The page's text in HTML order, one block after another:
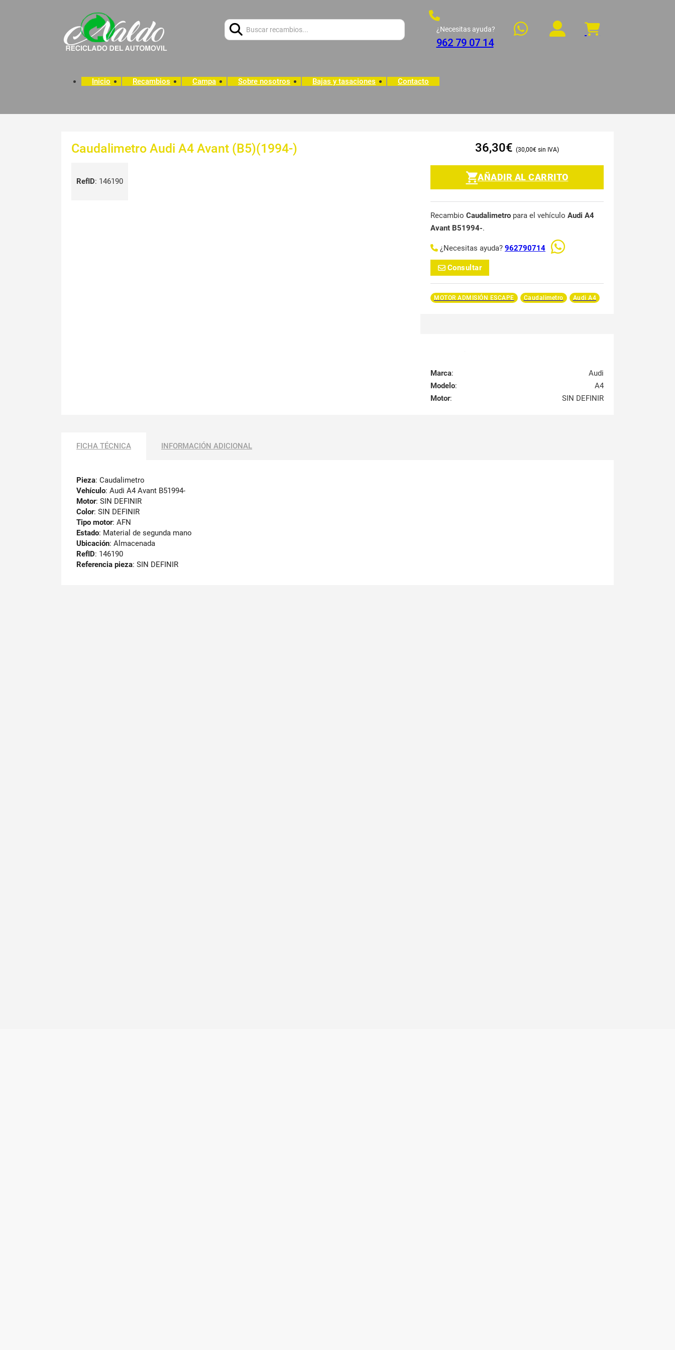
¿Necesitas ayuda?
962 79 07 14
Inicio Recambios Campa Sobre nosotros Bajas y tasaciones Contacto
Caudalimetro Audi A4 Avant (B5)(1994-)
RefID: 146190
36,30€ 30,00€
AÑADIR AL CARRITO
Recambio Caudalimetro para el vehículo Audi A4
Avant B51994-.
¿Necesitas ayuda? 962790714
Consultar
MOTOR ADMISIÓN ESCAPE Caudalimetro Audi A4
Marca:
Audi
Modelo:
A4
Motor: SIN DEFINIR
FICHA TÉCNICA INFORMACIÓN ADICIONAL
Pieza: Caudalimetro
Vehículo: Audi A4 Avant B51994-
Motor: SIN DEFINIR
Color: SIN DEFINIR
Tipo motor: AFN
Estado: Material de segunda mano
Ubicación: Almacenada
RefID: 146190
Referencia pieza: SIN DEFINIR